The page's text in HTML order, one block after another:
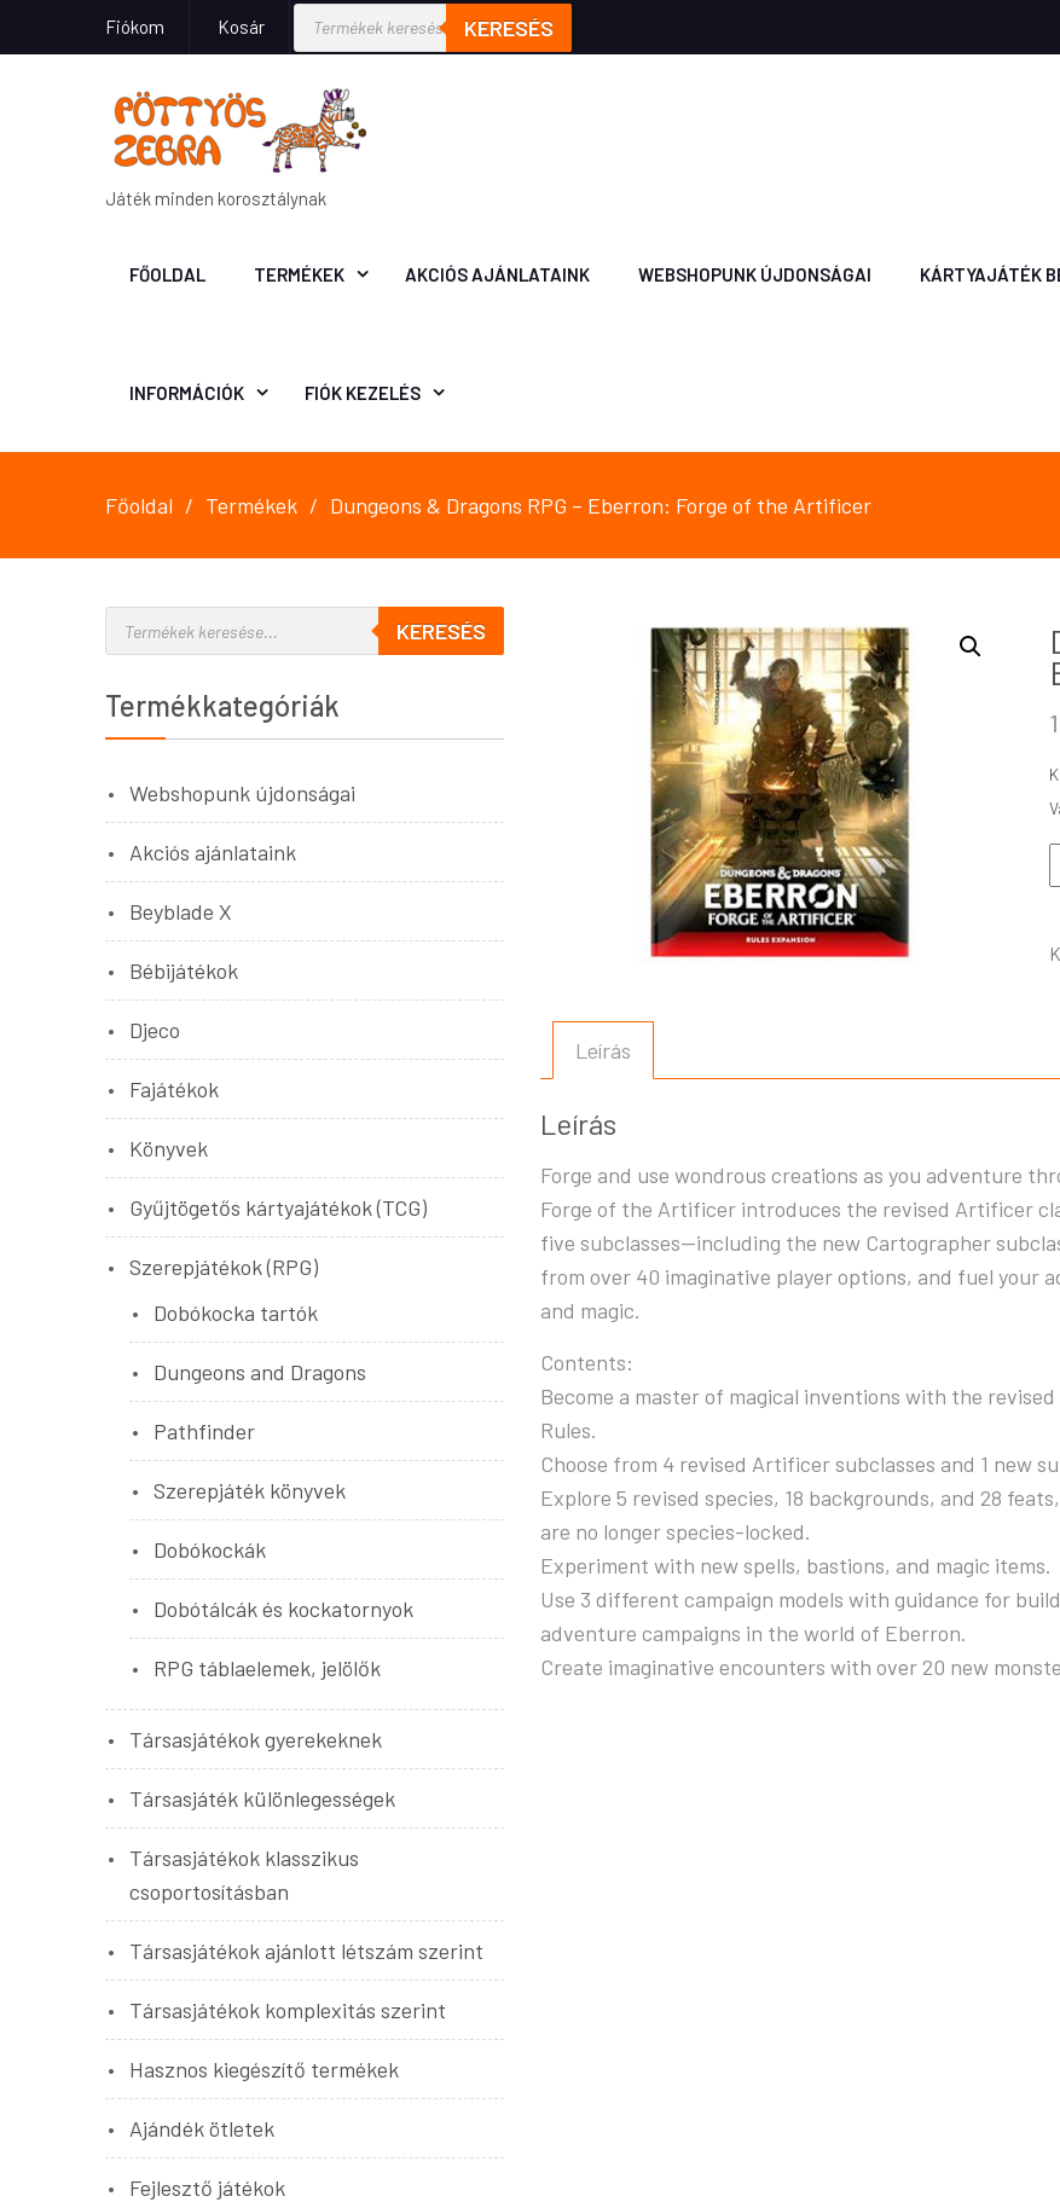
Fiókom Kosár KERESÉS
Játék minden korosztálynak
FŐOLDAL TERMÉKEK AKCIÓS AJÁNLATAINK WEBSHOPUNK ÚJDONSÁGAI KÁRTYAJÁTÉK
INFORMÁCIÓK FIÓK KEZELÉS
Főoldal Termékek Dungeons & Dragons RPG – Eberron: Forge of the Artificer
Leírás
Leírás
Forge and use wondrous creations as you adventure
Forge of the Artificer introduces the revised Artificer
five subclasses—including the new Cartographer
from over 40 imaginative player options, and fuel your
and magic.
Contents:
Become a master of magical inventions with the
Rules.
Choose from 4 revised Artificer subclasses and 1 new
Explore 5 revised species, 18 backgrounds, and 28
are no longer species-locked.
Experiment with new spells, bastions, and magic items.
Use 3 different campaign models with guidance for
adventure campaigns in the world of Eberron.
Create imaginative encounters with over 20 new
KERESÉS
Termékkategóriák
Webshopunk újdonságai
Akciós ajánlataink
Beyblade X
Bébijátékok
Djeco
Fajátékok
Könyvek
Gyűjtögetős kártyajátékok (TCG)
Szerepjátékok (RPG)
Dobókocka tartók
Dungeons and Dragons
Pathfinder
Szerepjáték könyvek
Dobókockák
Dobótálcák és kockatornyok
RPG táblaelemek, jelölők
Társasjátékok gyerekeknek
Társasjáték különlegességek
Társasjátékok klasszikus
csoportosításban
Társasjátékok ajánlott létszám szerint
Társasjátékok komplexitás szerint
Hasznos kiegészítő termékek
Ajándék ötletek
Fejlesztő játékok